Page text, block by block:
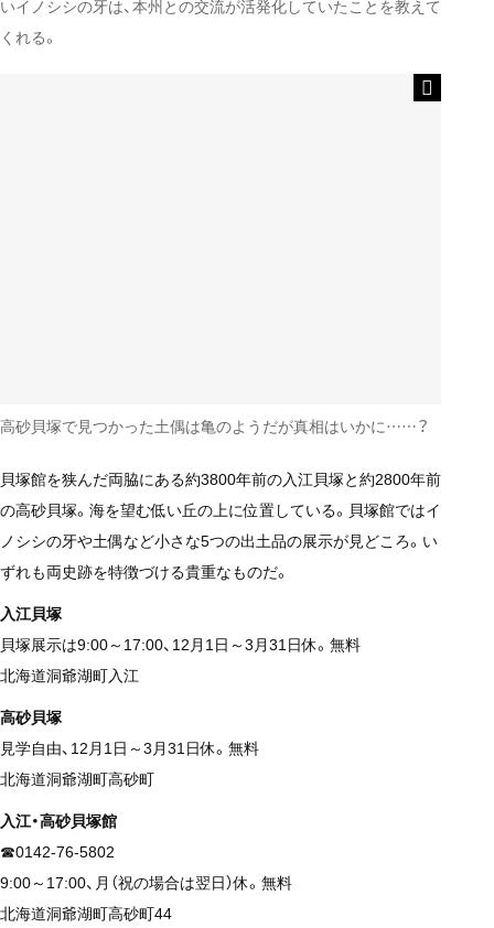
いイノシシの牙は、本州との交流が活発化していたことを教えて
くれる。
高砂貝塚で見つかった土偶は亀のようだが真相はいかに……？
貝塚館を狭んだ両脇にある約3800年前の入江貝塚と約2800年前
の高砂貝塚。海を望む低い丘の上に位置している。貝塚館ではイ
ノシシの牙や土偶など小さな5つの出土品の展示が見どころ。い
ずれも両史跡を特徴づける貴重なものだ。
入江貝塚
貝塚展示は9:00～17:00、12月1日～3月31日休。無料
北海道洞爺湖町入江
高砂貝塚
見学自由、12月1日～3月31日休。無料
北海道洞爺湖町高砂町
入江・高砂貝塚館
☎0142-76-5802
9:00～17:00、月（祝の場合は翌日）休。無料
北海道洞爺湖町高砂町44